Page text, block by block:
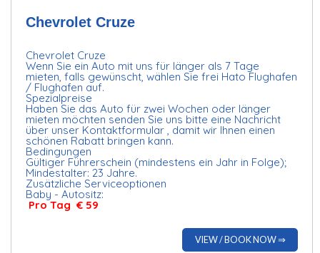
Chevrolet Cruze
Chevrolet Cruze
Wenn Sie ein Auto mit uns für länger als 7 Tage
mieten, falls gewünscht, wählen Sie frei Hato Flughafen
/ Flughafen auf.
Spezialpreise
Haben Sie das Auto für zwei Wochen oder länger
mieten möchten senden Sie uns bitte eine Nachricht
über unser Kontaktformular , damit wir Ihnen einen
schönen Rabatt bringen kann.
Bedingungen
Gültiger Führerschein (mindestens ein Jahr in Folge);
Mindestalter: 23 Jahre.
Zusätzliche Serviceoptionen
Baby - Autositz:
Pro Tag € 59
VIEW / BOOK NOW ⇒